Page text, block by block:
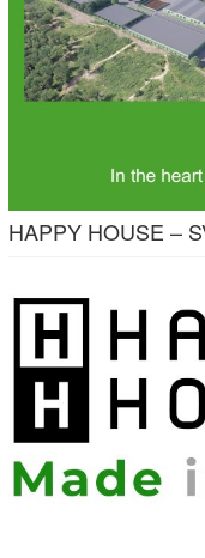
HAPPY HOUSE –